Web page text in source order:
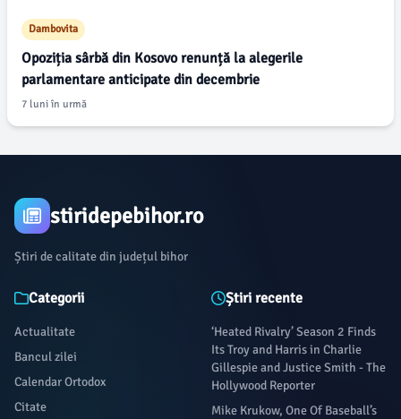
Dambovita
Opoziția sârbă din Kosovo renunță la alegerile
parlamentare anticipate din decembrie
7 luni în urmă
stiridepebihor.ro
Știri de calitate din județul bihor
Categorii
Actualitate
Bancul zilei
Calendar Ortodox
Citate
Știri recente
‘Heated Rivalry’ Season 2 Finds
Its Troy and Harris in Charlie
Gillespie and Justice Smith - The
Hollywood Reporter
Mike Krukow, One Of Baseball’s